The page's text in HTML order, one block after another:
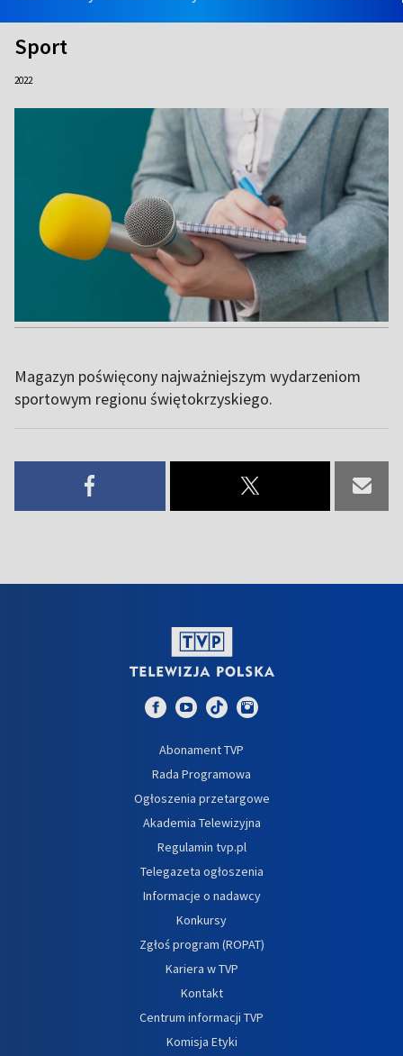
Sport
2022
Magazyn poświęcony najważniejszym wydarzeniom
sportowym regionu świętokrzyskiego.
Abonament TVP
Rada Programowa
Ogłoszenia przetargowe
Akademia Telewizyjna
Regulamin tvp.pl
Telegazeta ogłoszenia
Informacje o nadawcy
Konkursy
Zgłoś program (ROPAT)
Kariera w TVP
Kontakt
Centrum informacji TVP
Komisja Etyki